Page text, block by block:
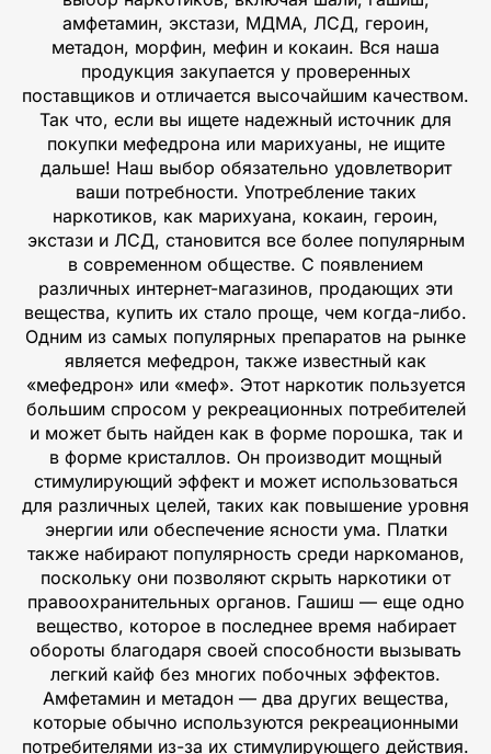
амфетамин, экстази, МДМА, ЛСД, героин,
метадон, морфин, мефин и кокаин. Вся наша
продукция закупается у проверенных
поставщиков и отличается высочайшим качеством.
Так что, если вы ищете надежный источник для
покупки мефедрона или марихуаны, не ищите
дальше! Наш выбор обязательно удовлетворит
ваши потребности. Употребление таких
наркотиков, как марихуана, кокаин, героин,
экстази и ЛСД, становится все более популярным
в современном обществе. С появлением
различных интернет-магазинов, продающих эти
вещества, купить их стало проще, чем когда-либо.
Одним из самых популярных препаратов на рынке
является мефедрон, также известный как
«мефедрон» или «меф». Этот наркотик пользуется
большим спросом у рекреационных потребителей
и может быть найден как в форме порошка, так и
в форме кристаллов. Он производит мощный
стимулирующий эффект и может использоваться
для различных целей, таких как повышение уровня
энергии или обеспечение ясности ума. Платки
также набирают популярность среди наркоманов,
поскольку они позволяют скрыть наркотики от
правоохранительных органов. Гашиш — еще одно
вещество, которое в последнее время набирает
обороты благодаря своей способности вызывать
легкий кайф без многих побочных эффектов.
Амфетамин и метадон — два других вещества,
которые обычно используются рекреационными
потребителями из-за их стимулирующего действия.